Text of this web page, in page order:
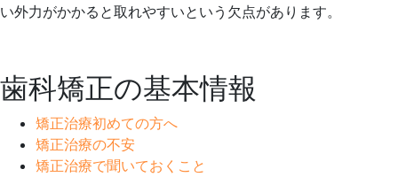
い外力がかかると取れやすいという欠点があります。
歯科矯正の基本情報
矯正治療初めての方へ
矯正治療の不安
矯正治療で聞いておくこと